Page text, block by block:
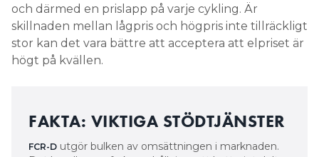
och därmed en prislapp på varje cykling. Är
skillnaden mellan lågpris och högpris inte tillräckligt
stor kan det vara bättre att acceptera att elpriset är
högt på kvällen.
FAKTA: VIKTIGA STÖDTJÄNSTER
FCR-D utgör bulken av omsättningen i marknaden.